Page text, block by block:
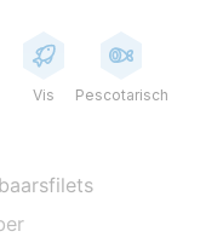
Vis Pescotarisch